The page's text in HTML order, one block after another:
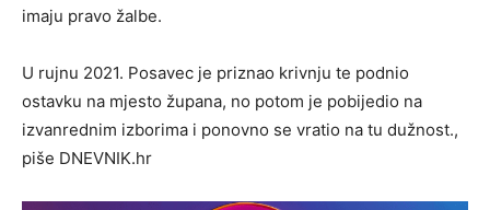
imaju pravo žalbe.
U rujnu 2021. Posavec je priznao krivnju te podnio
ostavku na mjesto župana, no potom je pobijedio na
izvanrednim izborima i ponovno se vratio na tu dužnost.,
piše DNEVNIK.hr